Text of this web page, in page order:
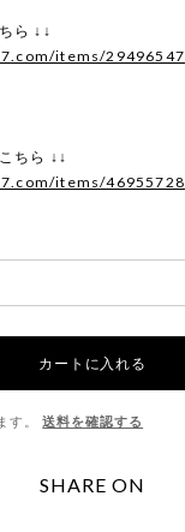
ら ↓↓
items/29496547
ちら ↓↓
items/46955728
カートに入れる
す。 送料を確認する
SHARE ON